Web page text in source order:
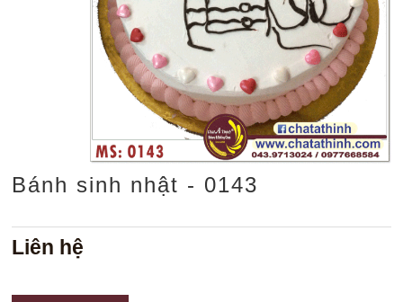
Bánh sinh nhật - 0143
Liên hệ